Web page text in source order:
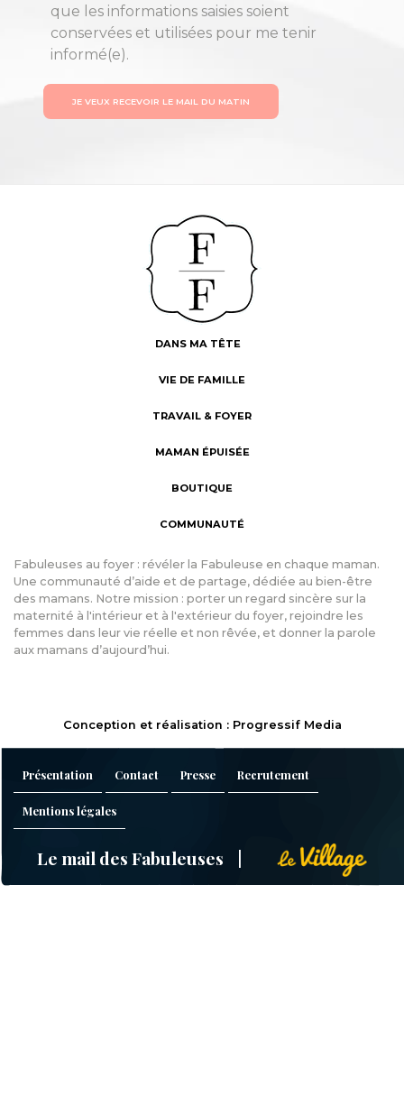
que les informations saisies soient
conservées et utilisées pour me tenir
informé(e).
JE VEUX RECEVOIR LE MAIL DU MATIN
DANS MA TÊTE
VIE DE FAMILLE
TRAVAIL & FOYER
MAMAN ÉPUISÉE
BOUTIQUE
COMMUNAUTÉ
Fabuleuses au foyer : révéler la Fabuleuse en chaque maman.
Une communauté d’aide et de partage, dédiée au bien-être
des mamans. Notre mission : porter un regard sincère sur la
maternité à l'intérieur et à l'extérieur du foyer, rejoindre les
femmes dans leur vie réelle et non rêvée, et donner la parole
aux mamans d’aujourd’hui.
Conception et réalisation : Progressif Media
Présentation Contact Presse Recrutement
Mentions légales
Le mail des Fabuleuses